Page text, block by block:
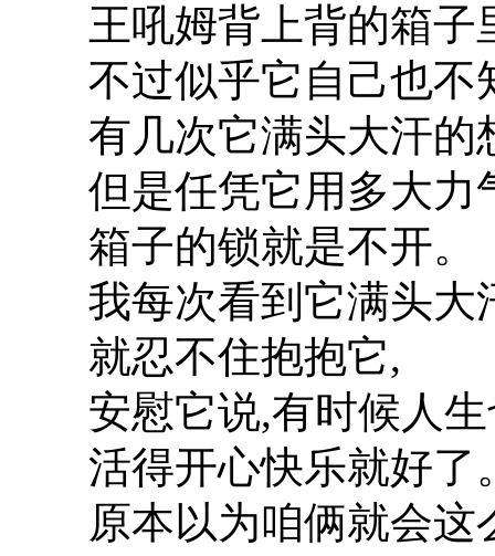
王吼姆背上背的箱子
不过似乎它自己也不
有几次它满头大汗的
但是任凭它用多大力
箱子的锁就是不开。
我每次看到它满头大
就忍不住抱抱它,
安慰它说,有时候人
活得开心快乐就好了
原本以为咱俩就会这